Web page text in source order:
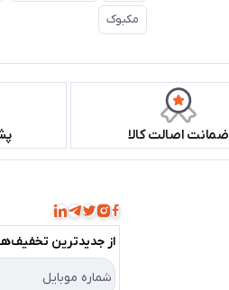
مکبوک
ضمانت اصالت کالا
از جدید‌ترین